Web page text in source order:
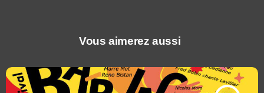
Vous aimerez aussi